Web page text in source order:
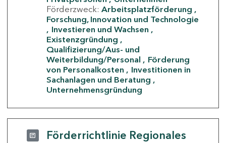
Förderzweck: Arbeitsplatzförderung
Forschung, Innovation und Technologie
Investieren und Wachsen
Existenzgründung
Qualifizierung/Aus- und
Weiterbildung/Personal
Förderung
von Personalkosten
Investitionen in
Sachanlagen und Beratung
Unternehmensgründung
Förderrichtlinie Regionales